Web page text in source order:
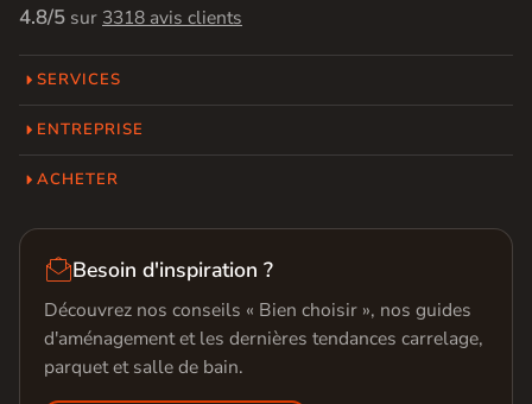
4.8/5 sur 3318 avis clients
SERVICES
ENTREPRISE
ACHETER
Besoin d'inspiration ?
Découvrez nos conseils « Bien choisir », nos guides
d'aménagement et les dernières tendances carrelage,
parquet et salle de bain.